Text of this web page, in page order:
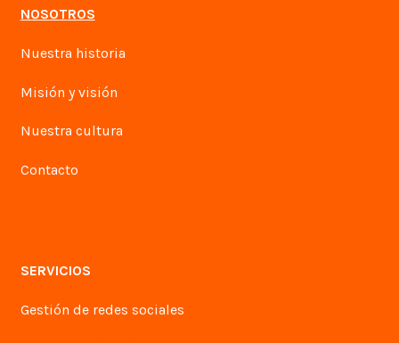
NOSOTROS
Nuestra historia
Misión y visión
Nuestra cultura
Contacto
SERVICIOS
Gestión de redes sociales